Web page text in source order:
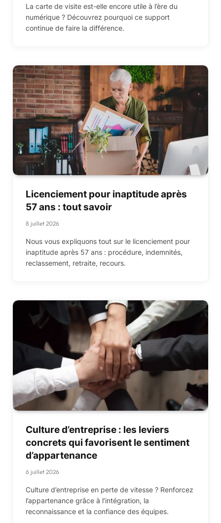
La carte de visite est-elle encore utile à l’ère du
numérique ? Découvrez pourquoi ce support
continue de faire la différence.
Licenciement pour inaptitude après
57 ans : tout savoir
8 juillet 2026
Nous vous expliquons tout sur le licenciement pour
inaptitude après 57 ans : procédure, indemnités,
reclassement, retraite, recours.
Culture d’entreprise : les leviers
concrets qui favorisent le sentiment
d’appartenance
6 juillet 2026
Culture d’entreprise en perte de vitesse ? Renforcez
l’appartenance grâce à l’intégration, la
reconnaissance et la confiance des équipes.